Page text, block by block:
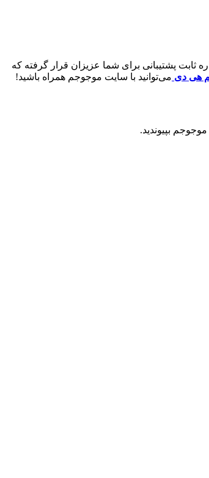
ثابت پشتیبانی برای شما عزیزان قرار گرفته که
هی دی می‌توانید با سایت موجوجم همراه باشید!
موجوجم بپیوندید.